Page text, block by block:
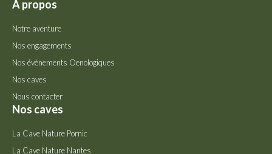
A propos
Notre aventure
Nos engagements
Nos évènements Oenologiques
Nos caves
Nous contacter
Nos caves
La Cave Nature Pornic
La Cave Nature Nantes